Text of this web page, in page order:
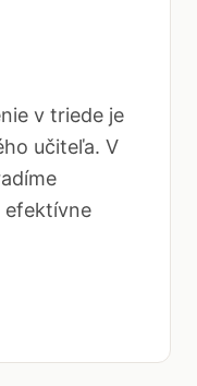
v triede je
učiteľa. V
efektívne